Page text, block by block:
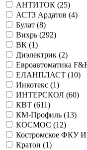
АНТИТОК (25)
АСТЗ Ардатов (4)
Булат (8)
Вихрь (292)
ВК (1)
Диэлектрик (2)
Евроавтоматика
ЕЛАНПЛАСТ (10)
Инкотекс (1)
ИНТЕРСКОЛ (60)
КВТ (611)
КМ-Профиль (13)
КОСМОС (12)
Костромское ФКУ
Кратон (1)